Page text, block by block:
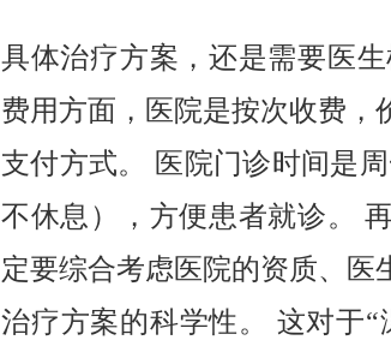
具体治疗方案，还是需要医
费用方面，医院是按次收费，
支付方式。 医院门诊时间是
不休息），方便患者就诊。
定要综合考虑医院的资质、医
治疗方案的科学性。 这对于